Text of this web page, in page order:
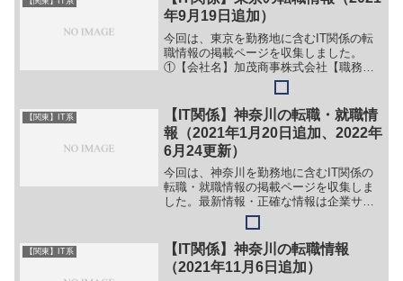
名】オーレーザー株式会...
年9月19日追加）
今回は、東京を勤務地に含むIT関係の転
職情報の掲載ページを収集しました。
①【会社名】加茂商事株式会社【職務】
（１）webスタッフ（２）webマーケティ
ング【勤務地】渋谷等【詳細】転職・就
職情報の詳細はこちら②【会社名】株式
会社ぺいじず【職務...
【関東】IT系
【IT関係】神奈川の転職・就職情
報（2021年1月20日追加、2022年
6月24更新）
今回は、神奈川を勤務地に含むIT関係の
転職・就職情報の掲載ページを収集しま
した。最新情報・正確な情報は企業サイ
トでご確認ください。①【会社名】株式
会社 横浜電算【職務】［新卒］＞＞
（１）システムエンジニア＞＞（２）デ
ータセンター運用オペレー...
【関東】IT系
【IT関係】神奈川の転職情報
（2021年11月6日追加）